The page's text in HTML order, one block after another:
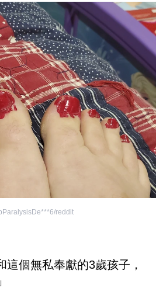
reddit
這個無私奉獻的3歲孩子，